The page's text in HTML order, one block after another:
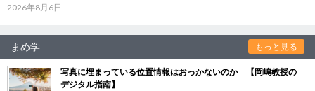
2026年8月6日
まめ学 もっと見る
写真に埋まっている位置情報はおっかないのか 【岡嶋教授の
デジタル指南】